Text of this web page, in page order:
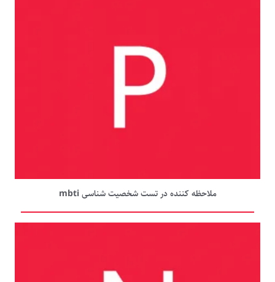
ملاحظه کننده در تست شخصیت شناسی mbti